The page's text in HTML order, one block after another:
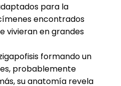
para la
encontrados
vivieran en grandes
formando un
probablemente
su anatomía revela